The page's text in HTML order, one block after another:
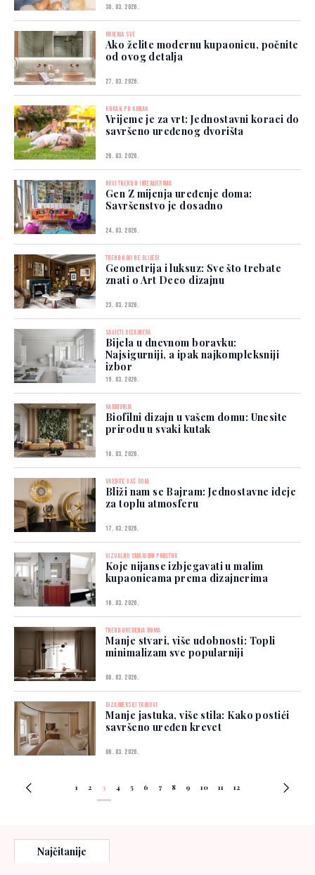
30. 03. 2026.
MIJENJA SVE
Ako želite modernu kupaonicu, počnite
od ovog detalja
27. 03. 2026.
KORAK PO KORAK
Vrijeme je za vrt: Jednostavni koraci do
savršeno uređenog dvorišta
26. 03. 2026.
NOVI TREND U INTERIJERIMA
Gen Z mijenja uređenje doma:
Savršenstvo je dosadno
24. 03. 2026.
TREND KOJI NE BLIJEDI
Geometrija i luksuz: Sve što trebate
znati o Art Deco dizajnu
23. 03. 2026.
SAVJETI DIZAJNERA
Bijela u dnevnom boravku:
Najsigurniji, a ipak najkompleksniji
izbor
19. 03. 2026.
HARMONIJA
Biofilni dizajn u vašem domu: Unesite
prirodu u svaki kutak
18. 03. 2026.
UREDITE VAŠ DOM
Bliži nam se Bajram: Jednostavne ideje
za toplu atmosferu
17. 03. 2026.
VIZUALNO SMANJUJU PROSTOR
Koje nijanse izbjegavati u malim
kupaonicama prema dizajnerima
16. 03. 2026.
TREND UREĐENJA DOMA
Manje stvari, više udobnosti: Topli
minimalizam sve popularniji
08. 03. 2026.
DIZAJNERSKI TRIKOVI
Manje jastuka, više stila: Kako postići
savršeno uređen krevet
06. 03. 2026.
1 2 3 4 5 6 7 8 9 10 11 12
Najčitanije